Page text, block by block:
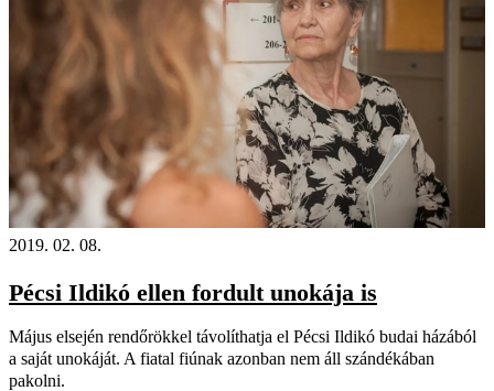
2019. 02. 08.
Pécsi Ildikó ellen fordult unokája is
Május elsején rendőrökkel távolíthatja el Pécsi Ildikó budai házából
a saját unokáját. A fiatal fiúnak azonban nem áll szándékában
pakolni.